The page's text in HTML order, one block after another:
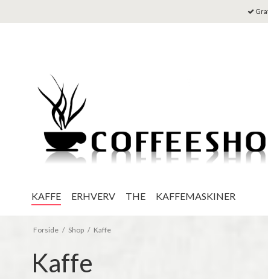
KAFFE ERHVERV THE KAFFEMASKINER
Forside / Shop / Kaffe
Kaffe